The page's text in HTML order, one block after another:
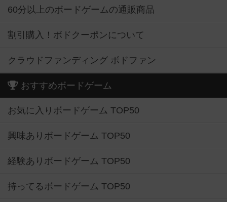
60分以上のボードゲームの通販商品
割引購入！ボドクーポンについて
クラウドファンディング ボドファン
おすすめボードゲーム
お気に入りボードゲーム TOP50
興味ありボードゲーム TOP50
経験ありボードゲーム TOP50
持ってるボードゲーム TOP50